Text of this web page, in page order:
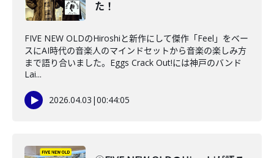
た！
FIVE NEW OLDのHiroshiと新作にして傑作「Feel」をベー
スにAI時代の音楽人のマインドセットから音楽の楽しみ方
まで語り合いました。Eggs Crack Out!には神戸のバンド
Lai...
2026.04.03 |00:44:05